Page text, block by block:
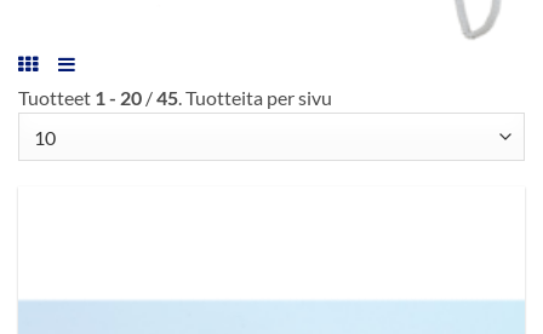
Tuotteet 1 - 20 /45. Tuotteita per sivu